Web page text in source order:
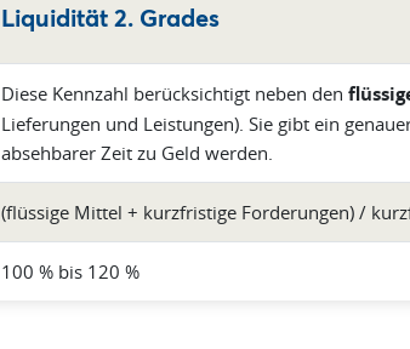
Liquidität 2. Grades
Diese Kennzahl berücksichtigt neben den
Lieferungen und Leistungen). Sie gibt ein
absehbarer Zeit zu Geld werden.
(flüssige Mittel + kurzfristige Forderungen) /
100 % bis 120 %